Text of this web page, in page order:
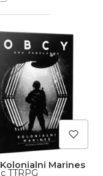
TTRPG
Kolonialni Marines